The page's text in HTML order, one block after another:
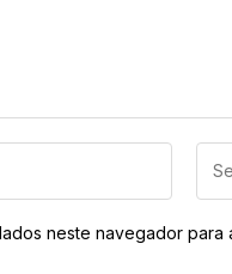
neste navegador para